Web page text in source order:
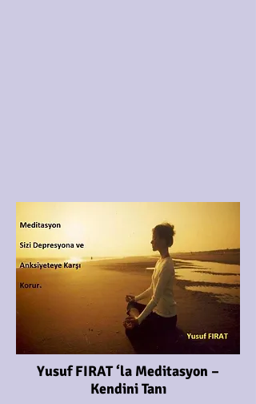
Yusuf FIRAT ‘la Meditasyon –
Kendini Tanı